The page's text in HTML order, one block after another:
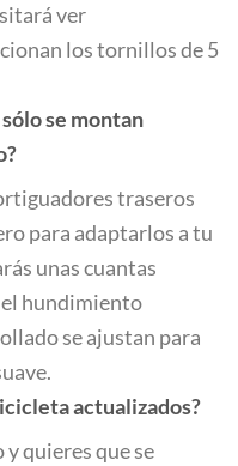
ver
los tornillos de 5
se montan
traseros
para adaptarlos a tu
unas cuantas
hundimiento
se ajustan para
actualizados?
quieres que se